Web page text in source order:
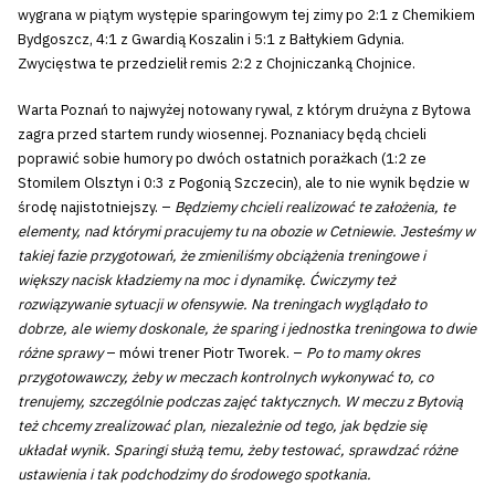
wygrana w piątym występie sparingowym tej zimy po 2:1 z Chemikiem
Bydgoszcz, 4:1 z Gwardią Koszalin i 5:1 z Bałtykiem Gdynia.
Zwycięstwa te przedzielił remis 2:2 z Chojniczanką Chojnice.
Warta Poznań to najwyżej notowany rywal, z którym drużyna z Bytowa
zagra przed startem rundy wiosennej. Poznaniacy będą chcieli
poprawić sobie humory po dwóch ostatnich porażkach (1:2 ze
Stomilem Olsztyn i 0:3 z Pogonią Szczecin), ale to nie wynik będzie w
środę najistotniejszy. – Będziemy chcieli realizować te założenia, te
elementy, nad którymi pracujemy tu na obozie w Cetniewie. Jesteśmy w
takiej fazie przygotowań, że zmieniliśmy obciążenia treningowe i
większy nacisk kładziemy na moc i dynamikę. Ćwiczymy też
rozwiązywanie sytuacji w ofensywie. Na treningach wyglądało to
dobrze, ale wiemy doskonale, że sparing i jednostka treningowa to dwie
różne sprawy– mówi trener Piotr Tworek. – Po to mamy okres
przygotowawczy, żeby w meczach kontrolnych wykonywać to, co
trenujemy, szczególnie podczas zajęć taktycznych. W meczu z Bytovią
też chcemy zrealizować plan, niezależnie od tego, jak będzie się
układał wynik. Sparingi służą temu, żeby testować, sprawdzać różne
ustawienia i tak podchodzimy do środowego spotkania.